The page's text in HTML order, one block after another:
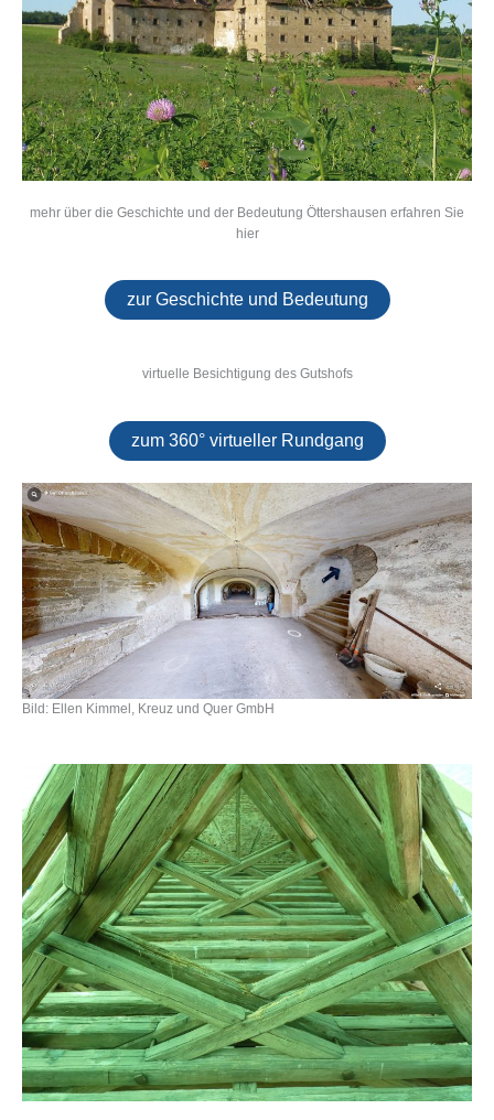
mehr über die Geschichte und der Bedeutung Öttershausen erfahren Sie
hier
zur Geschichte und Bedeutung
virtuelle Besichtigung des Gutshofs
zum 360° virtueller Rundgang
Bild: Ellen Kimmel, Kreuz und Quer GmbH